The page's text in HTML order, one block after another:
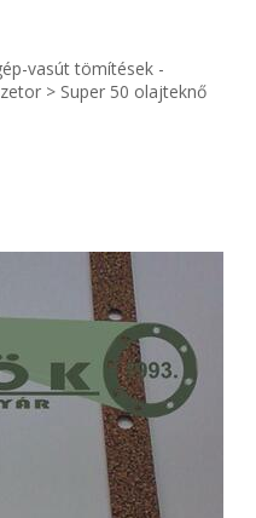
videók
Egyedi gyártás
Hírek
vasút tömítések -
> Super 50 olajteknő